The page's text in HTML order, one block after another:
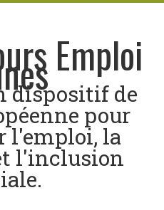
Emploi
dispositif de
pour
l'emploi, la
l'inclusion